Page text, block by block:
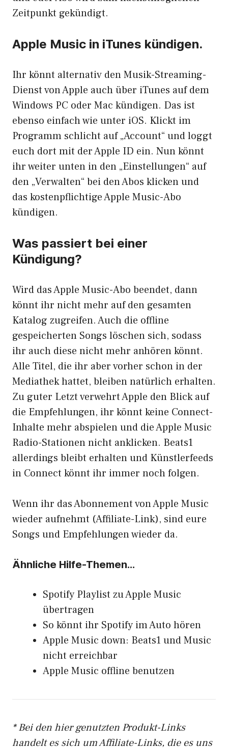
Zeitpunkt gekündigt.
Apple Music in iTunes kündigen.
Ihr könnt alternativ denMusik-Streaming-
Dienst von Apple auch über iTunes auf dem
Windows PC oder Mac kündigen. Das ist
ebenso einfach wie unter iOS. Klickt im
Programm schlicht auf „Account“ und loggt
euch dort mit derApple ID ein. Nun könnt
ihr weiter unten in den „Einstellungen“ auf
den „Verwalten“ bei den Abos klicken und
das kostenpflichtige Apple Music-Abo
kündigen.
Was passiert bei einer
Kündigung?
Wird das Apple Music-Abo beendet, dann
könnt ihr nicht mehr auf den gesamten
Katalog zugreifen. Auch die offline
gespeicherten Songs löschen sich, sodass
ihr auch diese nicht mehr anhören könnt.
Alle Titel, die ihr aber vorher schon in der
Mediathek hattet, bleiben natürlich erhalten.
Zu guter Letzt verwehrt Apple den Blick auf
die Empfehlungen, ihr könnt keine Connect-
Inhalte mehr abspielen und die Apple Music
Radio-Stationen nicht anklicken. Beats1
allerdings bleibt erhalten und Künstlerfeeds
in Connect könnt ihr immer noch folgen.
Wenn ihr das Abonnement von Apple Music
wieder aufnehmt (Affiliate-Link), sind eure
Songs und Empfehlungen wieder da.
Ähnliche Hilfe-Themen…
Spotify Playlist zu Apple Music
übertragen
So könnt ihr Spotify im Auto hören
Apple Music down: Beats1 und Music
nicht erreichbar
Apple Music offline benutzen
* Bei den hier genutzten Produkt-Links
handelt es sich um Affiliate-Links, die es uns